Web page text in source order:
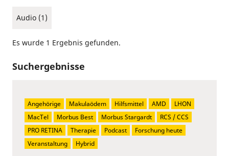
Audio (1)
Es wurde 1 Ergebnis gefunden.
Suchergebnisse
Angehörige Makulaödem Hilfsmittel AMD
LHON
MacTel
Morbus Best Morbus Stargardt
RCS / CCS
PRO RETINA
Therapie Podcast
Forschung heute
Veranstaltung
Hybrid